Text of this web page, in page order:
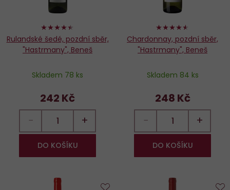
88%
Rulandské šedé, pozdní sběr,
"Hastrmany", Beneš
Skladem 78 ks
242 Kč
− +
DO KOŠÍKU
90%
Chardonnay, pozdní sběr,
"Hastrmany", Beneš
Skladem 84 ks
248 Kč
− +
DO KOŠÍKU